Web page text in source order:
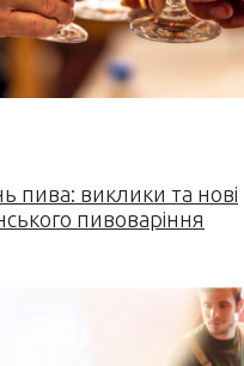
пива: виклики та нові
пивоваріння